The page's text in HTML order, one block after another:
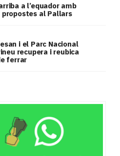
a l’equador amb
propostes al Pallars
i el Parc Nacional
recupera i reubica
ferrar